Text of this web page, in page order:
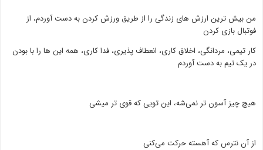
من بیش ترین ارزش های زندگی را از طریق ورزش کردن به دست آوردم، از
فوتبال بازی کردن
کار تیمی، مردانگی، اخلاق کاری، انعطاف پذیری، فدا کاری، همه این ها را با بودن
در یک تیم به دست آوردم
هیچ چیز آسون تر نمی‌شه، این تویی که قوی تر میشی
از آن نترس که آهسته حرکت می‌کنی